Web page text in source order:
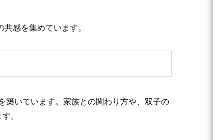
感を集めています。
築いています。家族との関わり方や、双子の
。